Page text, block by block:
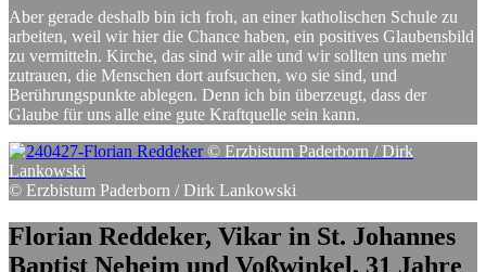
Aber gerade deshalb bin ich froh, an einer katholischen Schule zu
arbeiten, weil wir hier die Chance haben, ein positives Glaubensbild
zu vermitteln. Kirche, das sind wir alle und wir sollten uns mehr
zutrauen, die Menschen dort aufsuchen, wo sie sind, und
Berührungspunkte ablegen. Denn ich bin überzeugt, dass der
Glaube für uns alle eine gute Kraftquelle sein kann.
© Erzbistum Paderborn / Dirk
Lankowski
© Erzbistum Paderborn / Dirk Lankowski
Florian Reddeker, Vikar in St. Johannes
Baptist Neheim und Voßwinkel, 31 Jahre